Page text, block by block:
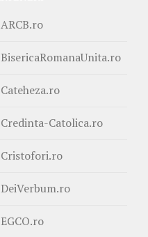
ARCB.ro
BisericaRomanaUnita.ro
Cateheza.ro
Credinta-Catolica.ro
Cristofori.ro
DeiVerbum.ro
EGCO.ro